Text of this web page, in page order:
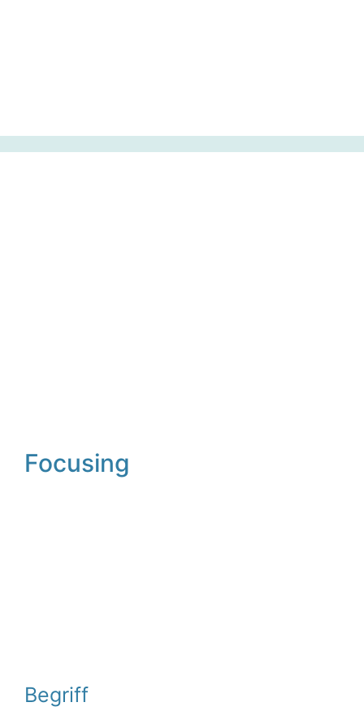
Focusing
Begriff